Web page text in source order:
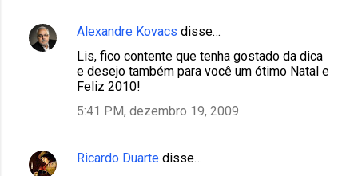
Alexandre Kovacs disse…
Lis, fico contente que tenha gostado da dica
e desejo também para você um ótimo Natal e
Feliz 2010!
5:41 PM, dezembro 19, 2009
Ricardo Duarte disse…